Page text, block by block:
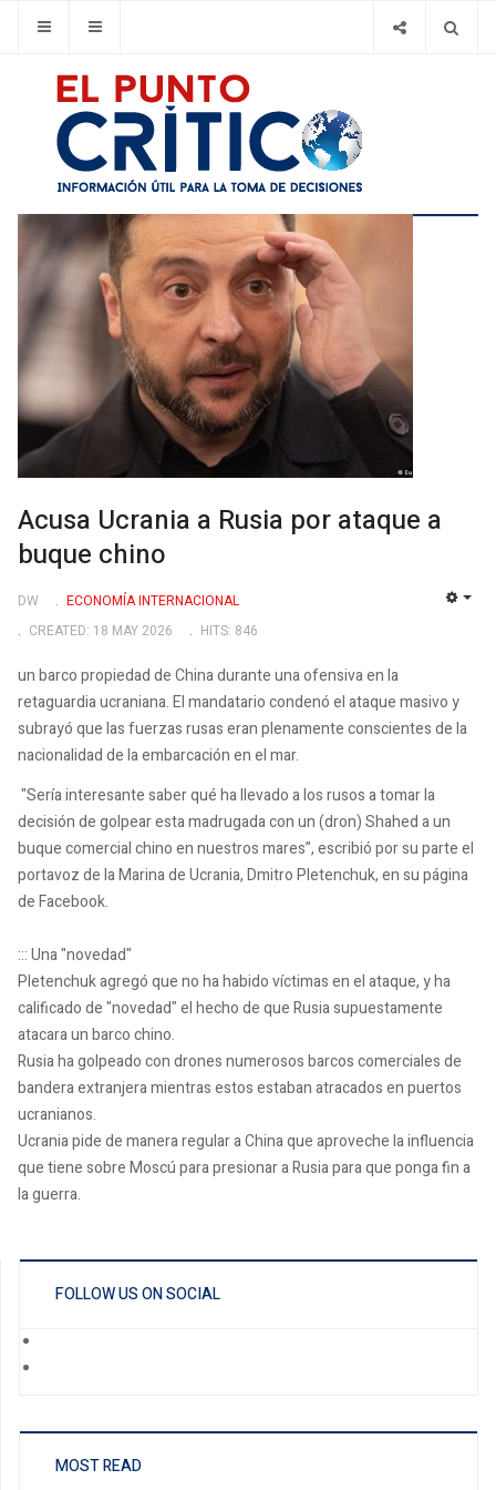
Acusa Ucrania a Rusia por ataque a
buque chino
DW
ECONOMÍA INTERNACIONAL
CREATED: 18 MAY 2026
HITS: 846
un barco propiedad de China durante una ofensiva en la
retaguardia ucraniana. El mandatario condenó el ataque masivo y
subrayó que las fuerzas rusas eran plenamente conscientes de la
nacionalidad de la embarcación en el mar.
"Sería interesante saber qué ha llevado a los rusos a tomar la
decisión de golpear esta madrugada con un (dron) Shahed a un
buque comercial chino en nuestros mares”, escribió por su parte el
portavoz de la Marina de Ucrania, Dmitro Pletenchuk, en su página
de Facebook.
::: Una "novedad"
Pletenchuk agregó que no ha habido víctimas en el ataque, y ha
calificado de "novedad" el hecho de que Rusia supuestamente
atacara un barco chino.
Rusia ha golpeado con drones numerosos barcos comerciales de
bandera extranjera mientras estos estaban atracados en puertos
ucranianos.
Ucrania pide de manera regular a China que aproveche la influencia
que tiene sobre Moscú para presionar a Rusia para que ponga fin a
la guerra.
FOLLOW US ON SOCIAL
MOST READ